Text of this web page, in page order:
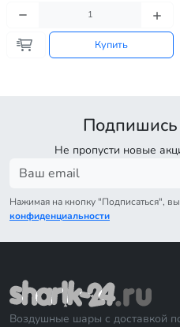
Купить
Подпишись
Не пропусти новые
Нажимая на кнопку "Подписаться",
конфиденциальности
Воздушные шары с доставкой